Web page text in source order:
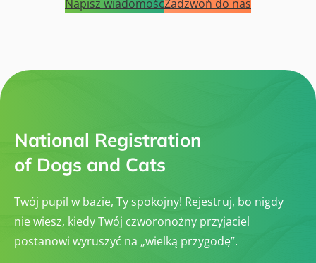
Napisz wiadomośćZadzwoń do nas
National Registration
of Dogs and Cats
Twój pupil w bazie, Ty spokojny! Rejestruj, bo nigdy
nie wiesz, kiedy Twój czworonożny przyjaciel
postanowi wyruszyć na „wielką przygodę”.